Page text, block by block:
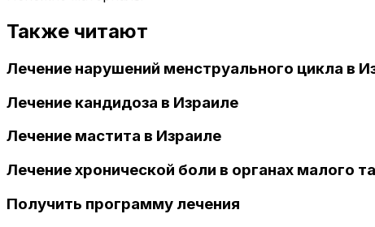
Также читают
Лечение нарушений менструального цикла в
Лечение кандидоза в Израиле
Лечение мастита в Израиле
Лечение хронической боли в органах малого
Получить программу лечения